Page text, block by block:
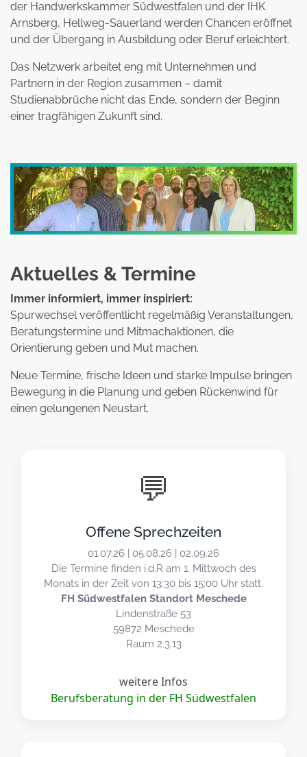
der Handwerkskammer Südwestfalen und der IHK
Arnsberg, Hellweg-Sauerland werden Chancen eröffnet
und der Übergang in Ausbildung oder Beruf erleichtert.
Das Netzwerk arbeitet eng mit Unternehmen und
Partnern in der Region zusammen – damit
Studienabbrüche nicht das Ende, sondern der Beginn
einer tragfähigen Zukunft sind.
Aktuelles & Termine
Immer informiert, immer inspiriert:
Spurwechsel veröffentlicht regelmäßig Veranstaltungen,
Beratungstermine und Mitmachaktionen, die
Orientierung geben und Mut machen.
Neue Termine, frische Ideen und starke Impulse bringen
Bewegung in die Planung und geben Rückenwind für
einen gelungenen Neustart.
💬
Offene Sprechzeiten
01.07.26 | 05.08.26 | 02.09.26
Die Termine finden i.d.R am 1. Mittwoch des
Monats in der Zeit von 13:30 bis 15:00 Uhr statt.
FH Südwestfalen Standort Meschede
Lindenstraße 53
59872 Meschede
Raum 2.3.13
weitere Infos
Berufsberatung in der FH Südwestfalen